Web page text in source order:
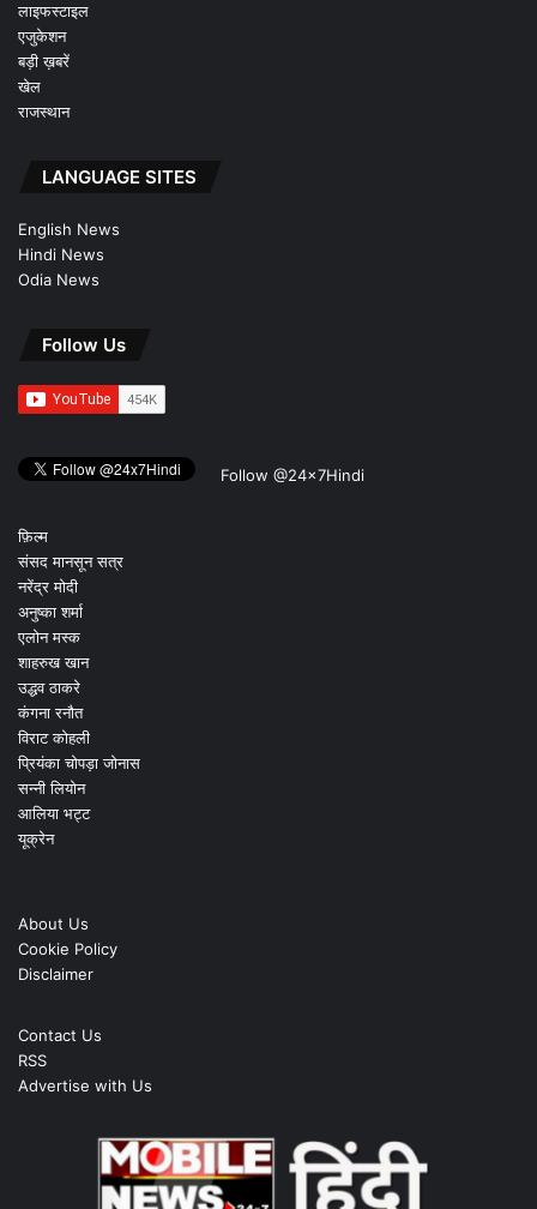
लाइफस्टाइल
एजुकेशन
बड़ी ख़बरें
खेल
राजस्थान
LANGUAGE SITES
English News
Hindi News
Odia News
Follow Us
Follow @24x7Hindi
फ़िल्म
संसद मानसून सत्र
नरेंद्र मोदी
अनुष्का शर्मा
एलोन मस्क
शाहरुख खान
उद्धव ठाकरे
कंगना रनौत
विराट कोहली
प्रियंका चोपड़ा जोनास
सन्नी लियोन
आलिया भट्ट
यूक्रेन
About Us
Cookie Policy
Disclaimer
Contact Us
RSS
Advertise with Us